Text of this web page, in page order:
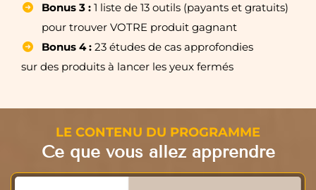
Bonus 3 :1 liste de 13 outils (payants et gratuits)
pour trouver VOTRE produit gagnant
Bonus 4 : 23 études de cas approfondies
sur des produits à lancer les yeux fermés
LE CONTENU DU PROGRAMME
Ce que vous allez apprendre